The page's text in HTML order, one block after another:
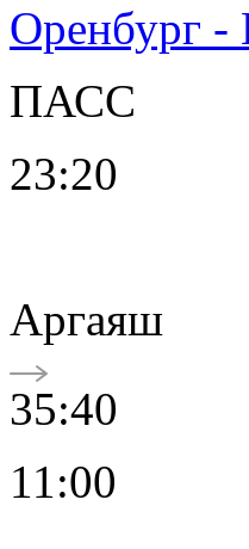
Оренбург -
ПАСС
23:20
Аргаяш
35:40
11:00